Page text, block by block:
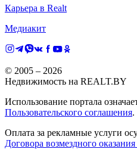
Карьера в Realt
Медиакит
© 2005 – 2026
Недвижимость на REALT.BY
Использование портала
Пользовательского соглашения.
Оплата за рекламные услуги
Договора возмездного